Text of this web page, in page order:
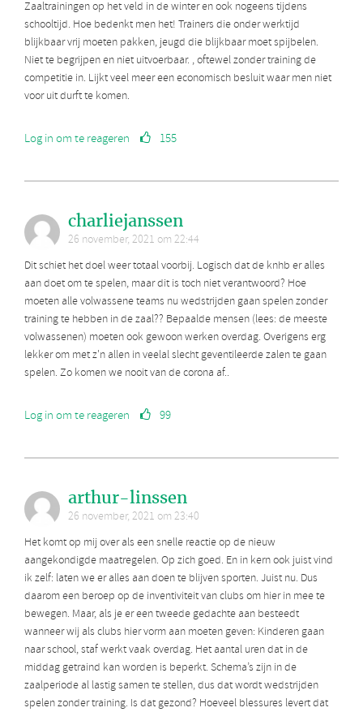
Zaaltrainingen op het veld in de winter en ook nogeens tijdens
schooltijd. Hoe bedenkt men het! Trainers die onder werktijd
blijkbaar vrij moeten pakken, jeugd die blijkbaar moet spijbelen.
Niet te begrijpen en niet uitvoerbaar. , oftewel zonder training de
competitie in. Lijkt veel meer een economisch besluit waar men niet
voor uit durft te komen.
Log in om te reageren 155
charliejanssen
26 november, 2021 om 22:44
Dit schiet het doel weer totaal voorbij. Logisch dat de knhb er alles
aan doet om te spelen, maar dit is toch niet verantwoord? Hoe
moeten alle volwassene teams nu wedstrijden gaan spelen zonder
training te hebben in de zaal?? Bepaalde mensen (lees: de meeste
volwassenen) moeten ook gewoon werken overdag. Overigens erg
lekker om met z'n allen in veelal slecht geventileerde zalen te gaan
spelen. Zo komen we nooit van de corona af..
Log in om te reageren 99
arthur-linssen
26 november, 2021 om 23:40
Het komt op mij over als een snelle reactie op de nieuw
aangekondigde maatregelen. Op zich goed. En in kern ook juist vind
ik zelf: laten we er alles aan doen te blijven sporten. Juist nu. Dus
daarom een beroep op de inventiviteit van clubs om hier in mee te
bewegen. Maar, als je er een tweede gedachte aan besteedt
wanneer wij als clubs hier vorm aan moeten geven: Kinderen gaan
naar school, staf werkt vaak overdag. Het aantal uren dat in de
middag getraind kan worden is beperkt. Schema’s zijn in de
zaalperiode al lastig samen te stellen, dus dat wordt wedstrijden
spelen zonder training. Is dat gezond? Hoeveel blessures levert dat